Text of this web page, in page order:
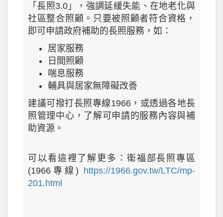
「長照3.0」，強調延緩失能、在地老化與
社區整合照顧。 只要被照顧者符合資格，
即可申請政府補助的長照服務，如：
居家服務
日間照顧
喘息服務
輔具與居家無障礙改善
建議可撥打長照專線1966，或透過各地長
照管理中心，了解可申請的服務內容與補
助資源。
可以看這裡了解更多：衛福部長照專區
(1966專線) https://1966.gov.tw/LTC/mp-
201.html